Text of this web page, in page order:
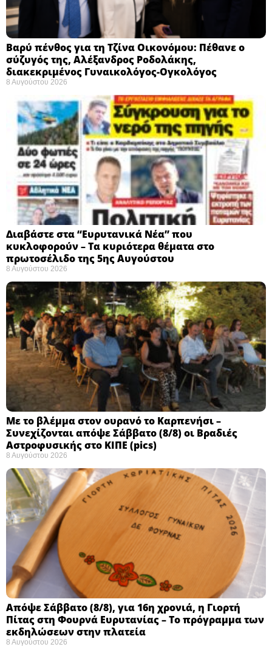
Βαρύ πένθος για τη Τζίνα Οικονόμου: Πέθανε ο
σύζυγός της, Αλέξανδρος Ροδολάκης,
διακεκριμένος Γυναικολόγος-Ογκολόγος
8 Αυγούστου 2026
Διαβάστε στα “Ευρυτανικά Νέα” που
κυκλοφορούν – Τα κυριότερα θέματα στο
πρωτοσέλιδο της 5ης Αυγούστου
8 Αυγούστου 2026
Με το βλέμμα στον ουρανό το Καρπενήσι –
Συνεχίζονται απόψε Σάββατο (8/8) οι Βραδιές
Αστροφυσικής στο ΚΙΠΕ (pics)
8 Αυγούστου 2026
Απόψε Σάββατο (8/8), για 16η χρονιά, η Γιορτή
Πίτας στη Φουρνά Ευρυτανίας – Το πρόγραμμα των
εκδηλώσεων στην πλατεία
8 Αυγούστου 2026